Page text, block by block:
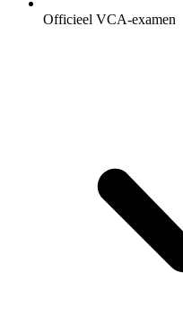
Officieel VCA-examen